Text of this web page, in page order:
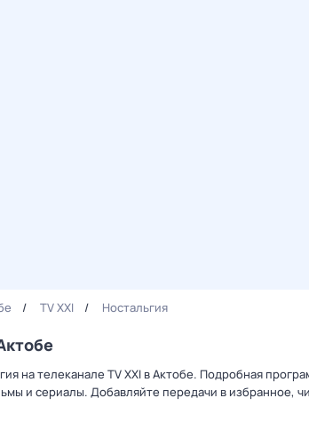
TV XXI Ностальгия
на телеканале TV XXI в Актобе. Подробная
и сериалы. Добавляйте передачи в избранное,